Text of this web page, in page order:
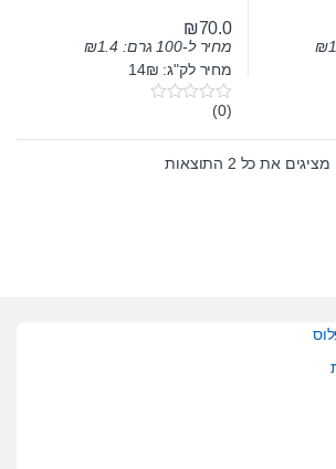
₪
₪70.0
מחיר ל-100 גרם: ₪1.4
מחיר לק"ג: 14₪
0
u
t
(0)
מציגים את כל ⁦2⁩ התוצאות